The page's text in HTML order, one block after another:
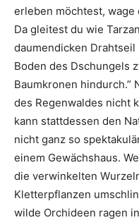
erleben möchtest,
Da gleitest du wie
daumendicken
Boden des Dschungels
Baumkronen hindurch.”
des Regenwaldes nicht
kann stattdessen den
nicht ganz so
einem Gewächshaus.
die verwinkelten
Kletterpflanzen
wilde Orchideen ragen